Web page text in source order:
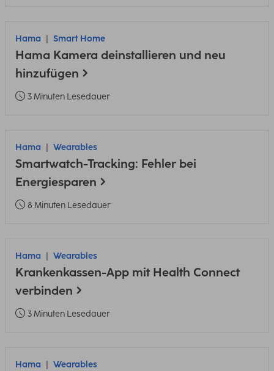
Hama Smart Home
Hama Kamera deinstallieren und neu
hinzufügen
3 Minuten Lesedauer
Hama Wearables
Smartwatch-Tracking: Fehler bei
Energiesparen
8 Minuten Lesedauer
Hama Wearables
Krankenkassen-App mit Health Connect
verbinden
3 Minuten Lesedauer
Hama Wearables